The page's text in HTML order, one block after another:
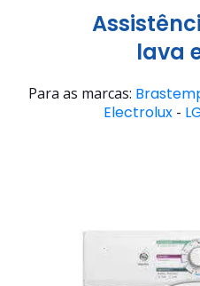
lava
Para as marcas:
Electrolux-